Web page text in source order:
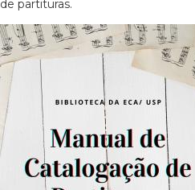
de partituras.